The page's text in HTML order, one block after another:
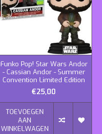
Funko Pop! Star Wars Andor
- Cassian Andor - Summer
Convention Limited Edition
€25,00
TOEVOEGEN
AAN
WINKELWAGEN